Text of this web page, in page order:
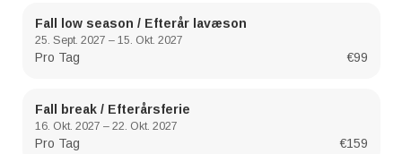
Fall low season / Efterår lavæson
25. Sept. 2027 – 15. Okt. 2027
Pro Tag €99
Fall break / Efterårsferie
16. Okt. 2027 – 22. Okt. 2027
Pro Tag €159